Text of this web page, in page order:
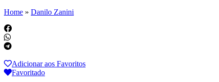
Home » Danilo Zanini
Adicionar aos Favoritos
Favoritado